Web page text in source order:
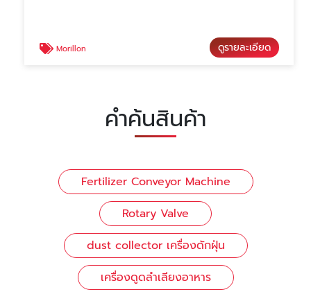
Morillon ดูรายละเอียด
คำค้นสินค้า
Fertilizer Conveyor Machine
Rotary Valve
dust collector เครื่องดักฝุ่น
เครื่องดูดลำเลียงอาหาร